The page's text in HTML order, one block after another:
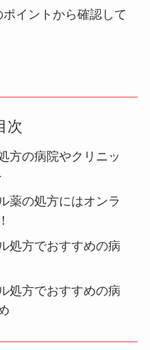
イントから確認して
次
方の病院やクリニッ
薬の処方にはオンラ
処方でおすすめの病
処方でおすすめの病